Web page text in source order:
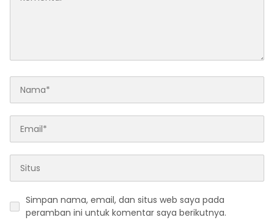
Simpan nama, email, dan situs web saya pada
peramban ini untuk komentar saya berikutnya.